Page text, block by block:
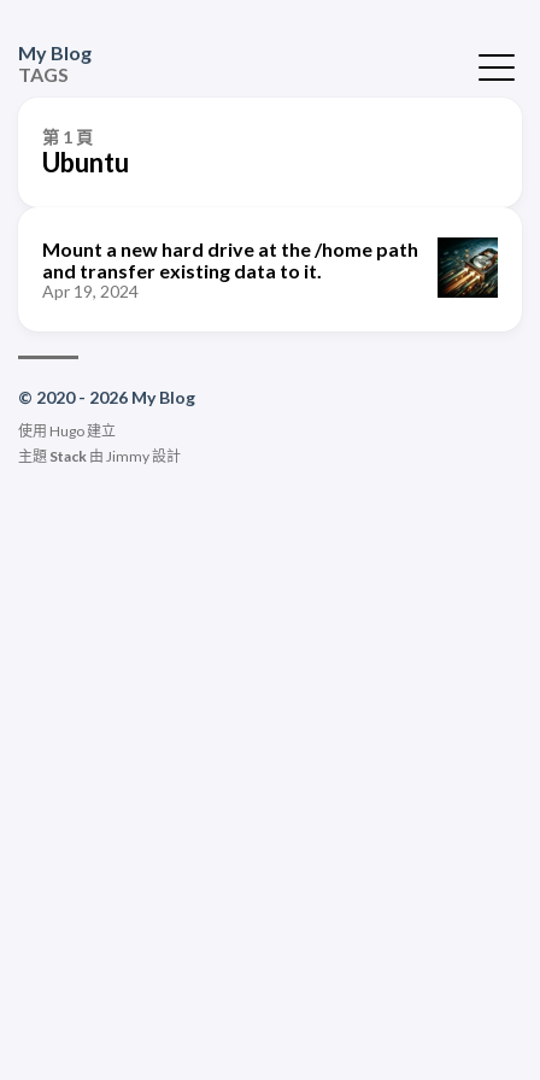
My Blog
TAGS
第 1 頁
Ubuntu
Mount a new hard drive at the /home path
and transfer existing data to it.
Apr 19, 2024
© 2020 - 2026 My Blog
使用 Hugo建立
主題 Stack 由 Jimmy設計